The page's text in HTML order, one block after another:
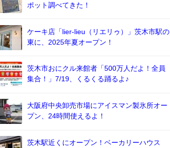
ポット調べてきた！
ケーキ店「lier-lieu（リエリゥ）」茨木市駅の
東に、2025年夏オープン！
茨木市おにクル来館者「500万人だよ！全員
集合！」7/19、くるくる踊るよ♪
大阪府中央卸売市場にアイスマン製氷所オー
プン、24時間使えるよ！
茨木駅近くにオープン！ベーカリーハウス